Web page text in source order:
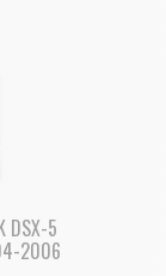
DSX-5
2006
ou encore